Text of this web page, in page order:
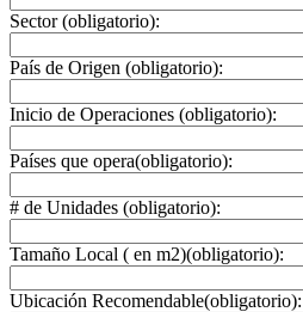
Sector (obligatorio):
País de Origen (obligatorio):
Inicio de Operaciones (obligatorio):
Países que opera(obligatorio):
# de Unidades (obligatorio):
Tamaño Local ( en m2)(obligatorio):
Ubicación Recomendable(obligatorio):